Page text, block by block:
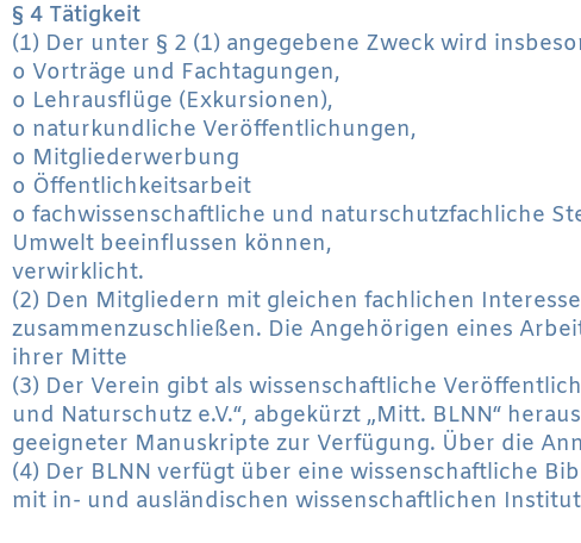
§ 4 Tätigkeit
(1) Der unter § 2 (1) angegebene Zweck wird
o Vorträge und Fachtagungen,
o Lehrausflüge (Exkursionen),
o naturkundliche Veröffentlichungen,
o Mitgliederwerbung
o Öffentlichkeitsarbeit
o fachwissenschaftliche und naturschutzfachliche
Umwelt beeinflussen können,
verwirklicht.
(2) Den Mitgliedern mit gleichen fachlichen
zusammenzuschließen. Die Angehörigen eines
ihrer Mitte
(3) Der Verein gibt als wissenschaftliche
und Naturschutz e.V.“, abgekürzt „Mitt. BLNN“
geeigneter Manuskripte zur Verfügung. Über die
(4) Der BLNN verfügt über eine wissenschaftliche
mit in- und ausländischen wissenschaftlichen